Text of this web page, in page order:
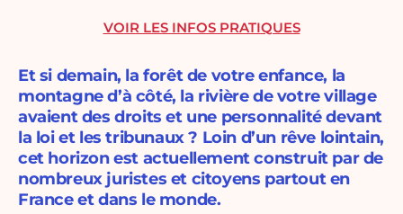
Et si demain, la forêt de votre enfance, la
montagne d’à côté, la rivière de votre village
avaient des droits et une personnalité devant
la loi et les tribunaux ? Loin d’un rêve lointain,
cet horizon est actuellement construit par de
nombreux juristes et citoyens partout en
France et dans le monde.
VOIR LES INFOS PRATIQUES